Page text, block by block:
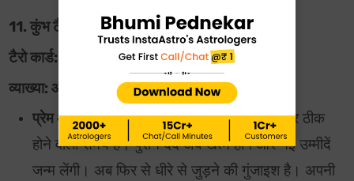
11. कुंभ टैरो भविष्यवाणियाँ (20 जनवरी – 18 फ़रवरी)
टैरो कार्ड: स्टार
व्याख्या: आशा और उपचार
प्रेम और रिश्ते:प्यार के मामले में यह महीना शांति और ठीक
होने वाला समय है। पुराने दर्द अब खत्म होंगे और नई उम्मीदें
जन्म लेंगी। अब फिर से धीरे से जुड़ने की गुंजाइश है। अपनी